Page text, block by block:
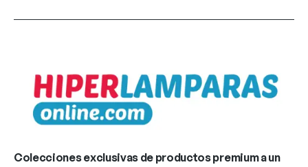
Colecciones exclusivas de productos premium a un